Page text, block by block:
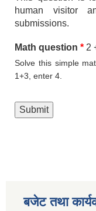
human visitor
submissions.
Math question * 2
Solve this simple
1+3, enter 4.
बजेट तथा